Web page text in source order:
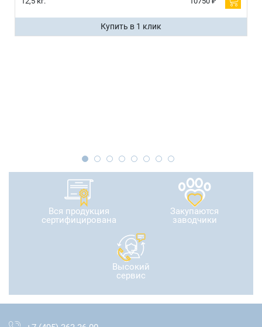
Купить в 1 клик
Вся продукция
сертифицирована
Закупаются
заводчики
Высокий
сервис